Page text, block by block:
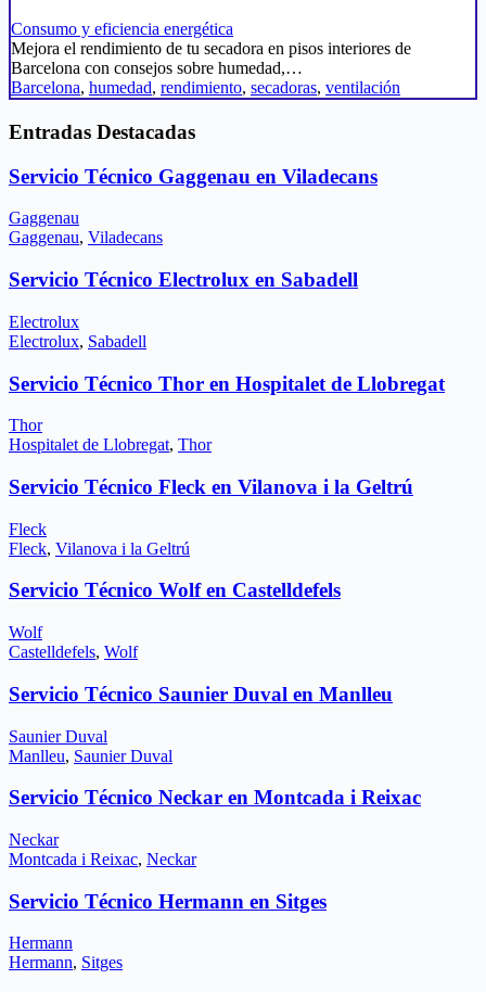
Consumo y eficiencia energética
Mejora el rendimiento de tu secadora en pisos interiores de
Barcelona con consejos sobre humedad,…
Barcelona, humedad, rendimiento, secadoras, ventilación
Entradas Destacadas
Servicio Técnico Gaggenau en Viladecans
Gaggenau
Gaggenau, Viladecans
Servicio Técnico Electrolux en Sabadell
Electrolux
Electrolux, Sabadell
Servicio Técnico Thor en Hospitalet de Llobregat
Thor
Hospitalet de Llobregat, Thor
Servicio Técnico Fleck en Vilanova i la Geltrú
Fleck
Fleck, Vilanova i la Geltrú
Servicio Técnico Wolf en Castelldefels
Wolf
Castelldefels, Wolf
Servicio Técnico Saunier Duval en Manlleu
Saunier Duval
Manlleu, Saunier Duval
Servicio Técnico Neckar en Montcada i Reixac
Neckar
Montcada i Reixac, Neckar
Servicio Técnico Hermann en Sitges
Hermann
Hermann, Sitges